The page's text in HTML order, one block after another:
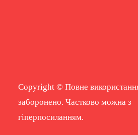
Copyright © Повне
заборонено. Частково можна з
гіперпосиланням.